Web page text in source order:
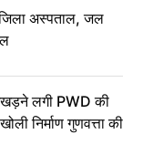
अस्पताल, जल
लगी PWD की
निर्माण गुणवत्ता की